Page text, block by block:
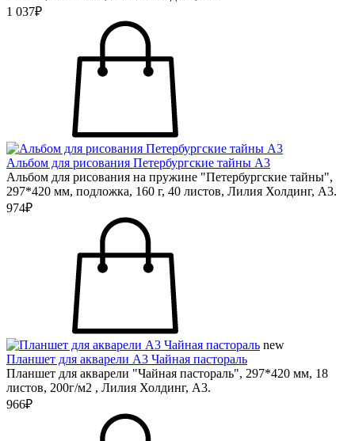
1 037₽
Альбом для рисования Петербургские тайны А3
Альбом для рисования на пружине "Петербургские тайны",
297*420 мм, подложка, 160 г, 40 листов, Лилия Холдинг, А3.
974₽
new
Планшет для акварели А3 Чайная пастораль
Планшет для акварели "Чайная пастораль", 297*420 мм, 18
листов, 200г/м2 , Лилия Холдинг, А3.
966₽